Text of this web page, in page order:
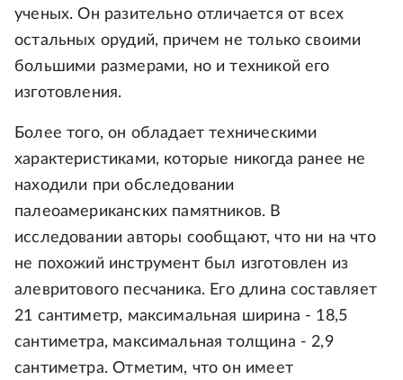
ученых. Он разительно отличается от всех
остальных орудий, причем не только своими
большими размерами, но и техникой его
изготовления.
Более того, он обладает техническими
характеристиками, которые никогда ранее не
находили при обследовании
палеоамериканских памятников. В
исследовании авторы сообщают, что ни на что
не похожий инструмент был изготовлен из
алевритового песчаника. Его длина составляет
21 сантиметр, максимальная ширина - 18,5
сантиметра, максимальная толщина - 2,9
сантиметра. Отметим, что он имеет